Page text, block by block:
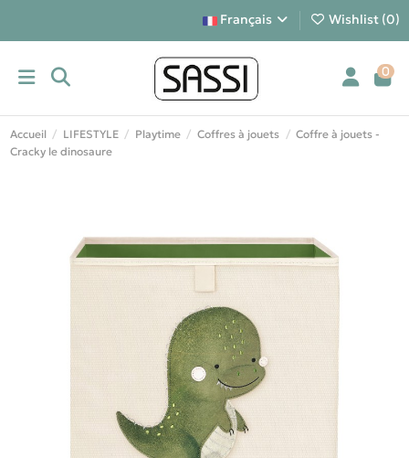
Français Wishlist (0)
0
Accueil LIFESTYLE Playtime Coffres à jouets
Coffre à jouets -
Cracky le dinosaure